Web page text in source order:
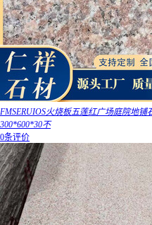
FMSERUIOS火烧板五莲红广场庭院地
300*600*30不
0条评价